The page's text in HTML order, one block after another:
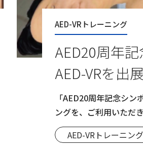
AED-VRトレーニング
AED20周年
AED-VRを出展
「AED20周年記念シ
ングを、ご利用いただ
AED-VRトレーニング